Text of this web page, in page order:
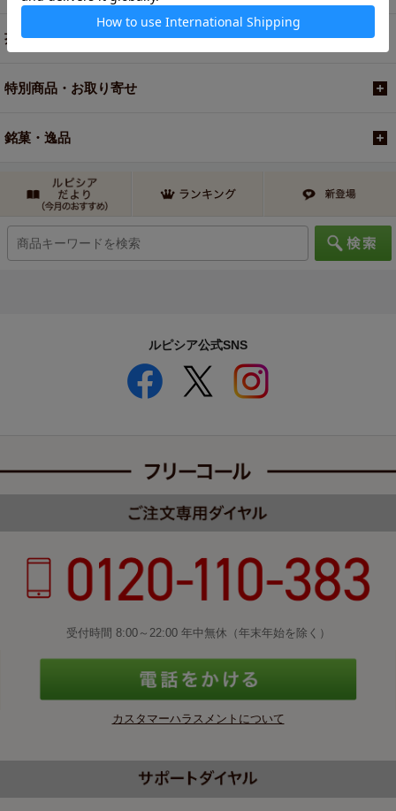
茶器・オリジナルグッズ
特別商品・お取り寄せ
銘菓・逸品
ルピシア公式SNS
受付時間 8:00～22:00 年中無休（年末年始を除く）
カスタマーハラスメントについて